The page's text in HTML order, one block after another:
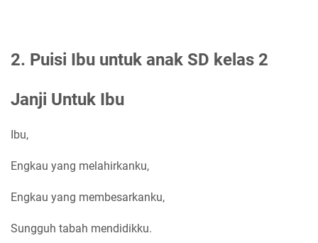
2. Puisi Ibu untuk anak SD kelas 2
Janji Untuk Ibu
Ibu,
Engkau yang melahirkanku,
Engkau yang membesarkanku,
Sungguh tabah mendidikku.